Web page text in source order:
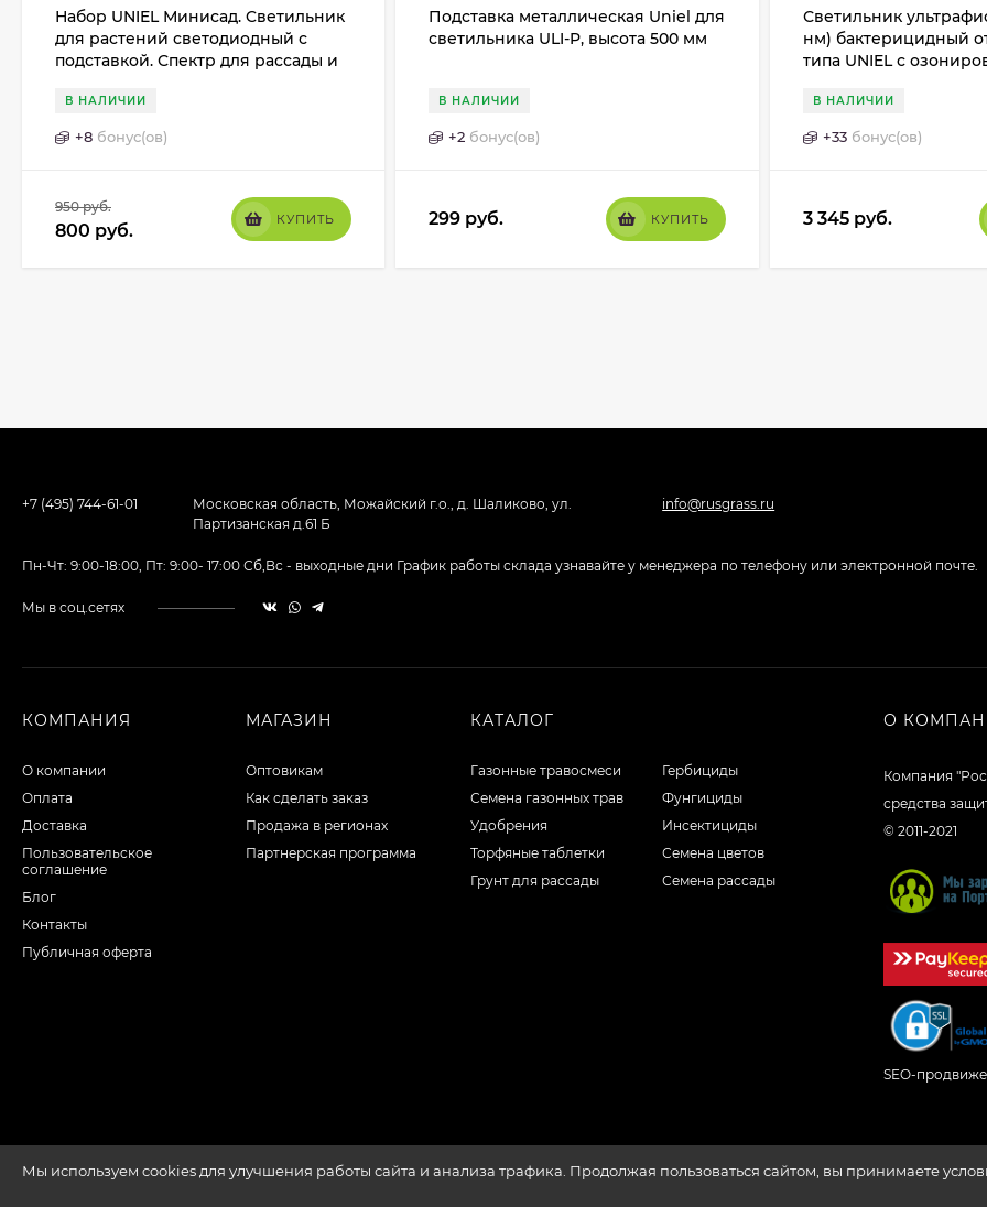
Мы используем cookies для улучшения работы сайта и анализа трафика. Продолжая пользоваться сайтом, вы принимаете
Набор UNIEL Минисад. Cветильник
для растений светодиодный с
подставкой. Спектр для рассады и
В НАЛИЧИИ
+8 бонус(ов)
950руб.
800 руб.
КУПИТЬ
Подставка металлическая Uniel для
светильника ULI-P, высота 500 мм
В НАЛИЧИИ
+2 бонус(ов)
299 руб. КУПИТЬ
Светильник
нм) бактерицидный
типа UNIEL с
В НАЛИЧИИ
+33 бонус(ов)
3 345 руб.
+7 (495) 744-61-01
Московская область, Можайский г.о., д. Шаликово, ул.
Партизанская д.61 Б
info@rusgrass.ru
Пн-Чт: 9:00-18:00, Пт: 9:00- 17:00 Сб,Вс - выходные дни График работы склада узнавайте у менеджера по телефону или электронной почте.
Мы в соц.сетях
КОМПАНИЯ
О компании
Оплата
Доставка
Пользовательское
соглашение
Блог
Контакты
Публичная оферта
МАГАЗИН
Оптовикам
Как сделать заказ
Продажа в регионах
Партнерская программа
КАТАЛОГ
Газонные травосмеси
Семена газонных трав
Удобрения
Торфяные таблетки
Грунт для рассады
Гербициды
Фунгициды
Инсектициды
Семена цветов
Семена рассады
О
Компания
средства
© 2011-2021
SEO-